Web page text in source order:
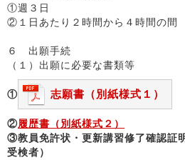
①週３日
②１日あたり２時間から４時間の間
６ 出願手続
（１）出願に必要な書類等
① 志願書（別紙様式１）
②履歴書（別紙様式２）
③教員免許状・更新講習修了確認証
受検者）